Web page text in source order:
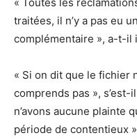
traitées, il n’y a pas eu
complémentaire », a-t-il
« Si on dit que le fichier
comprends pas »,
n’avons aucune plainte
période de contentieux